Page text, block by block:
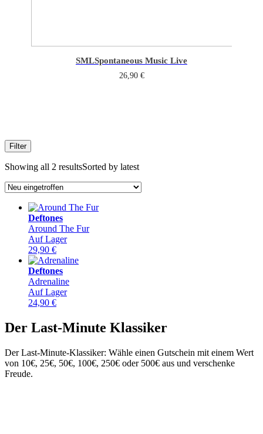
SMLSpontaneous Music Live
26,90 €
Filter
Showing all 2 resultsSorted by latest
Deftones
Around The Fur
Auf Lager
29,90 €
Deftones
Adrenaline
Auf Lager
24,90 €
Der Last-Minute Klassiker
Der Last-Minute-Klassiker: Wähle einen Gutschein mit einem Wert
von 10€, 25€, 50€, 100€, 250€ oder 500€ aus und verschenke
Freude.